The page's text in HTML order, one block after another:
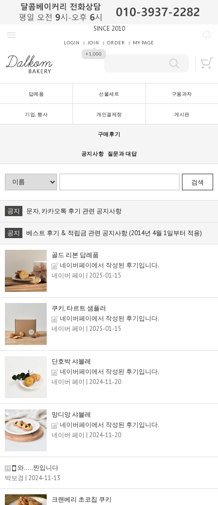
SINCE 2010
LOGIN JOIN
+1,000
ORDER MY PAGE
답례품 선물세트 구움과자
기업, 행사 개인결제창 게시판
구매후기
공지사항 질문과 대답
검색
공지 문자, 카카오톡 후기 관련 공지사항
공지 베스트 후기 & 적립금 관련 공지사항 (2014년 4월 1일부터 적용)
골드 리본 답례품
네이버페이에서 작성된 후기입니다.
네이버 페이 | 2025-01-15
쿠키, 타르트 샘플러
네이버페이에서 작성된 후기입니다.
네이버 페이 | 2025-01-15
단호박 샤블레
네이버페이에서 작성된 후기입니다.
네이버 페이 | 2024-11-20
망디앙 샤블레
네이버페이에서 작성된 후기입니다.
네이버 페이 | 2024-11-20
와.....찐입니다
박보경 | 2024-11-13
크랜베리 초코칩 쿠키